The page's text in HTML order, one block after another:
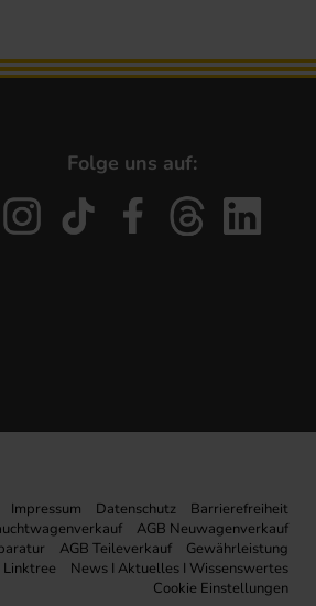
Folge uns auf:
Impressum Datenschutz
Barrierefreiheit
AGB Neuwagenverkauf
AGB Teileverkauf
Gewährleistung
Linktree
News I Aktuelles I Wissenswertes
Cookie Einstellungen